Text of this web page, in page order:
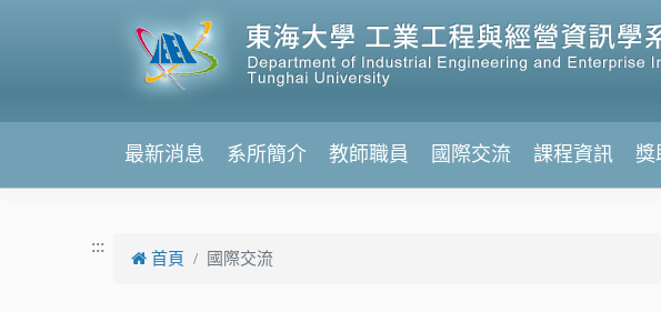
最新消息 系所簡介 教師職員 國際交流 課程資訊 獎
:::
首頁 國際交流